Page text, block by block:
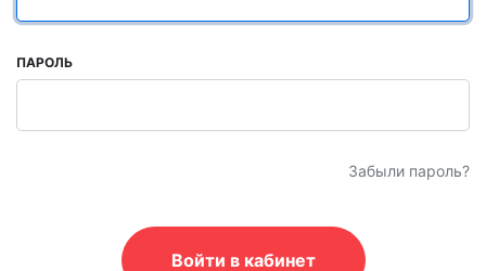
ПАРОЛЬ
Забыли пароль?
Войти в кабинет